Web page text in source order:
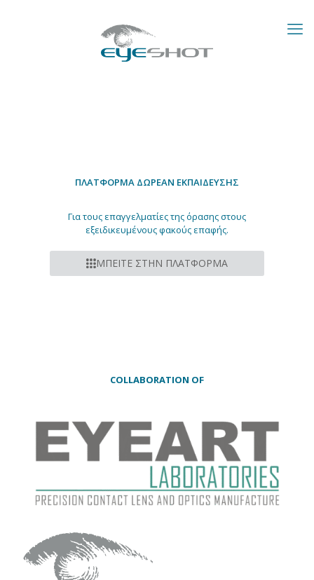
ΠΛΑΤΦΟΡΜΑ ΔΩΡΕΑΝ ΕΚΠΑΙΔΕΥΣΗΣ
Για τους επαγγελματίες της όρασης στους
εξειδικευμένους φακούς επαφής.
ΜΠΕΙΤΕ ΣΤΗΝ ΠΛΑΤΦΟΡΜΑ
COLLABORATION OF